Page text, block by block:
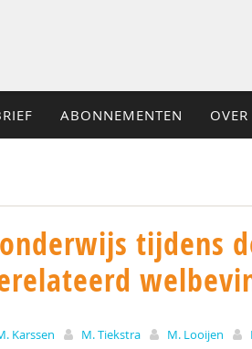
ABONNEMENTEN OVER
tijdens
Karssen M. Tiekstra M. Looijen